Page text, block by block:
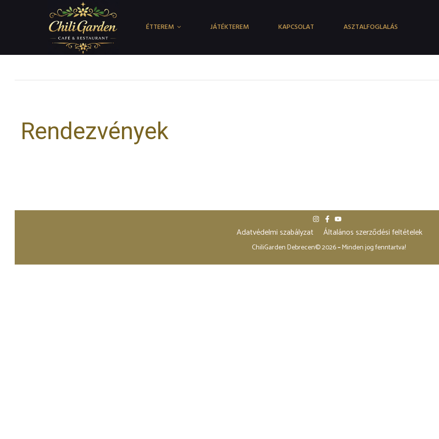
ÉTTEREM JÁTÉKTEREM KAPCSOLAT ASZTALFOGLALÁS
Rendezvények
Adatvédelmi szabályzat Általános szerződési feltételek
ChiliGarden Debrecen© 2026–Minden jog fenntartva!